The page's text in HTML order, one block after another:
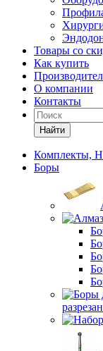
Товары со
Как купить
О компании
Контакты
Найти
Комплекты,
Боры